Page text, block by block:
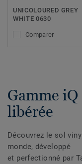
UNICOLOURED GREY
WHITE 0630
Comparer
Gamme
libérée
Découvrez le sol
monde, développé
et perfectionné par